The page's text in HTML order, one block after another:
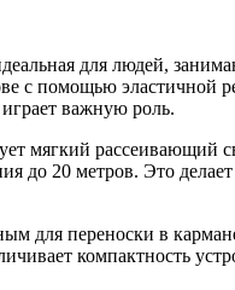
для людей,
помощью эластичной
важную роль.
мягкий рассеивающий
до 20 метров. Это
для переноски в
компактность